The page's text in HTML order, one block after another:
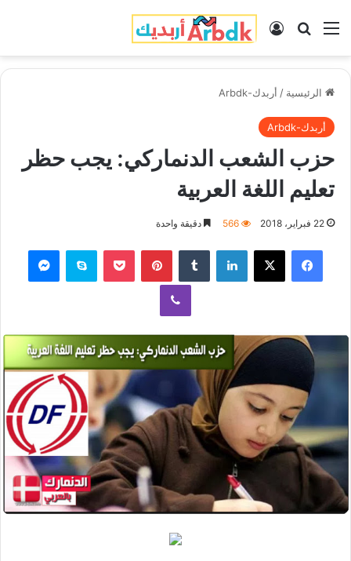
القائمة بحث عنتسجيل الدخول
الرئيسية / أربدك-Arbdk
أربدك-Arbdk
حزب الشعب الدنماركي: يجب حظر
تعليم اللغة العربية
22 فبراير، 2018 566 دقيقة واحدة
فيسبوك لينكدإن بينتيريست سكايب
ڤايبر